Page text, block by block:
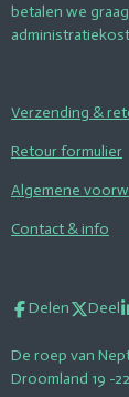
betalen we
Verzending &
Retour formulier
Algemene
Contact & info
Delen Deel
De roep van
Droomland 19 -